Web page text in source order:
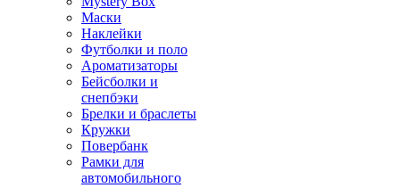
Маски
Наклейки
Футболки и поло
Ароматизаторы
Бейсболки и
снепбэки
Брелки и браслеты
Кружки
Повербанк
Рамки для
автомобильного